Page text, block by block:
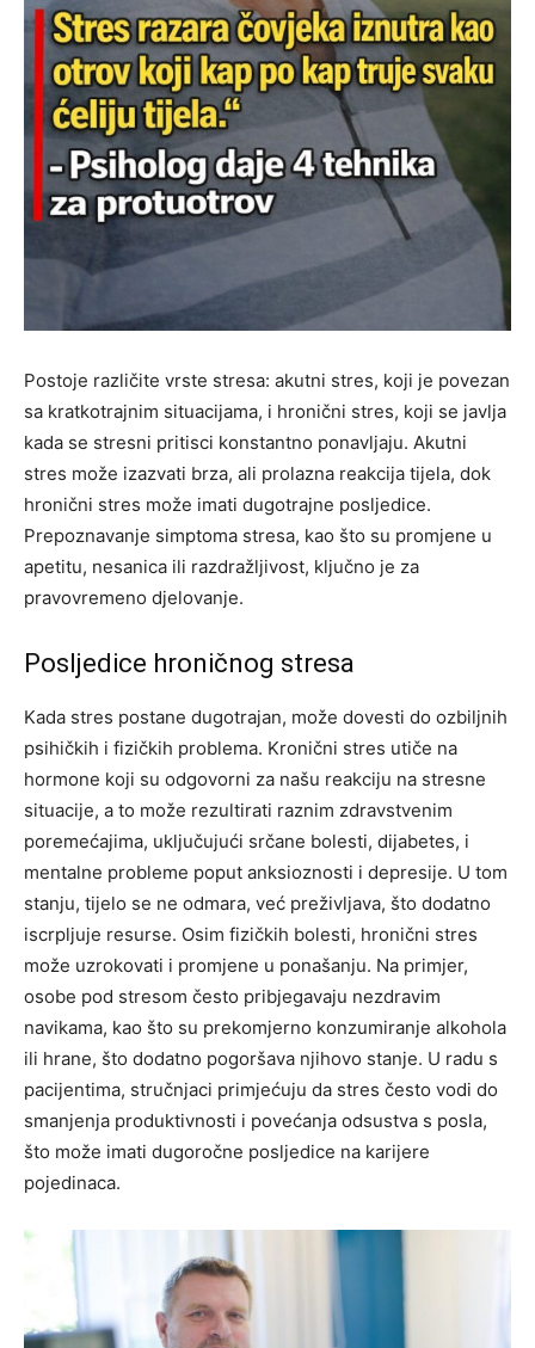
Postoje različite vrste stresa: akutni stres, koji je povezan
sa kratkotrajnim situacijama, i hronični stres, koji se javlja
kada se stresni pritisci konstantno ponavljaju. Akutni
stres može izazvati brza, ali prolazna reakcija tijela, dok
hronični stres može imati dugotrajne posljedice.
Prepoznavanje simptoma stresa, kao što su promjene u
apetitu, nesanica ili razdražljivost, ključno je za
pravovremeno djelovanje.
Posljedice hroničnog stresa
Kada stres postane dugotrajan, može dovesti do ozbiljnih
psihičkih i fizičkih problema. Kronični stres utiče na
hormone koji su odgovorni za našu reakciju na stresne
situacije, a to može rezultirati raznim zdravstvenim
poremećajima, uključujući srčane bolesti, dijabetes, i
mentalne probleme poput anksioznosti i depresije. U tom
stanju, tijelo se ne odmara, već preživljava, što dodatno
iscrpljuje resurse. Osim fizičkih bolesti, hronični stres
može uzrokovati i promjene u ponašanju. Na primjer,
osobe pod stresom često pribjegavaju nezdravim
navikama, kao što su prekomjerno konzumiranje alkohola
ili hrane, što dodatno pogoršava njihovo stanje. U radu s
pacijentima, stručnjaci primjećuju da stres često vodi do
smanjenja produktivnosti i povećanja odsustva s posla,
što može imati dugoročne posljedice na karijere
pojedinaca.